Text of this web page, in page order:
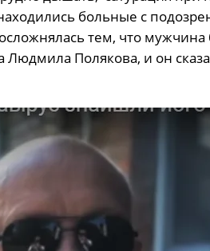
больные с
тем, что
Полякова, и он